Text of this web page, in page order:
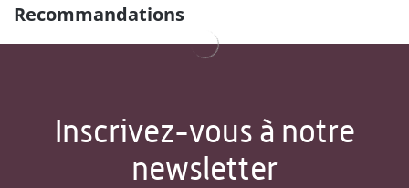
Recommandations
Inscrivez-vous à notre
newsletter